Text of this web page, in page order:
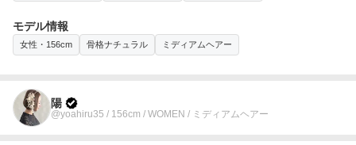
モデル情報
女性・156cm 骨格ナチュラル ミディアムヘアー
陽
@yoahiru35 / 156cm / WOMEN / ミディアムヘアー